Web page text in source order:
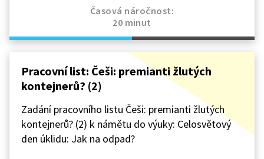
Časová náročnost:
20 minut
Pracovní list: Češi: premianti žlutých
kontejnerů? (2)
Zadání pracovního listu Češi: premianti žlutých
kontejnerů? (2) k námětu do výuky: Celosvětový
den úklidu: Jak na odpad?